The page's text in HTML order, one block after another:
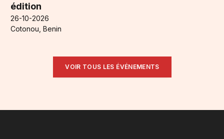
édition
26-10-2026
Cotonou, Benin
VOIR TOUS LES ÉVÉNEMENTS